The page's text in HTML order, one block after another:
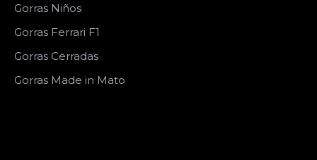
Gorras Niños
Gorras Ferrari F1
Gorras Cerradas
Gorras Made in Mato